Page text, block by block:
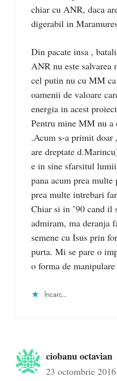
chiar cu ANR, daca
digerabil in
Din pacate insa ,
ANR nu este salvarea
cel putin nu cu MM
oamenii de valoare
energia in acest
Pentru mine MM nu a
.Acum s-a primit doar
are dreptate
e in sine sfarsitul
pana acum prea
prea multe intrebari
Chiar si in ’90 cand il
admiram, ma deranja
semene cu Isus prin
purta. Mi se pare o
o forma de
Încarc...
ciobanu octavian
23 octombrie